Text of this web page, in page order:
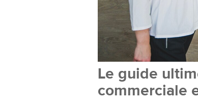
Le guide
commerciale